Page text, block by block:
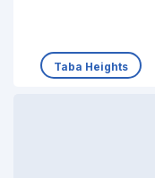
Taba Heights